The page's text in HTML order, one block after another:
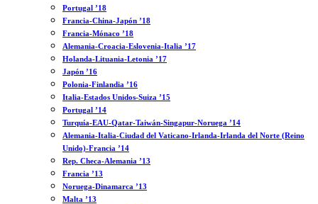
Portugal ’18
Francia-China-Japón ’18
Francia-Mónaco ’18
Alemania-Croacia-Eslovenia-Italia ’17
Holanda-Lituania-Letonia ’17
Japón ’16
Polonia-Finlandia ’16
Italia-Estados Unidos-Suiza ’15
Portugal ’14
Turquía-EAU-Qatar-Taiwán-Singapur-Noruega ’14
Alemania-Italia-Ciudad del Vaticano-Irlanda-Irlanda del Norte (Reino
Unido)-Francia ’14
Rep. Checa-Alemania ’13
Francia ’13
Noruega-Dinamarca ’13
Malta ’13